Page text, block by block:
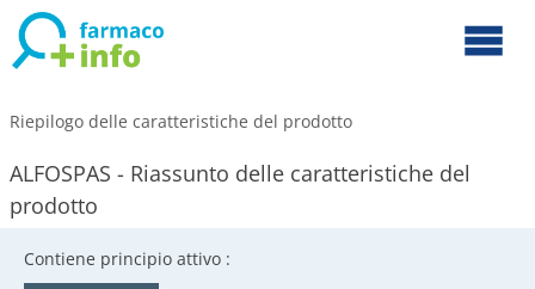
Riepilogo delle caratteristiche del prodotto
ALFOSPAS - Riassunto delle caratteristiche del
prodotto
Contiene principio attivo :